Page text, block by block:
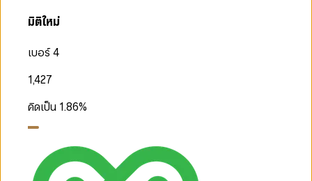
มิติใหม่
เบอร์ 4
1,427
คิดเป็น 1.86%